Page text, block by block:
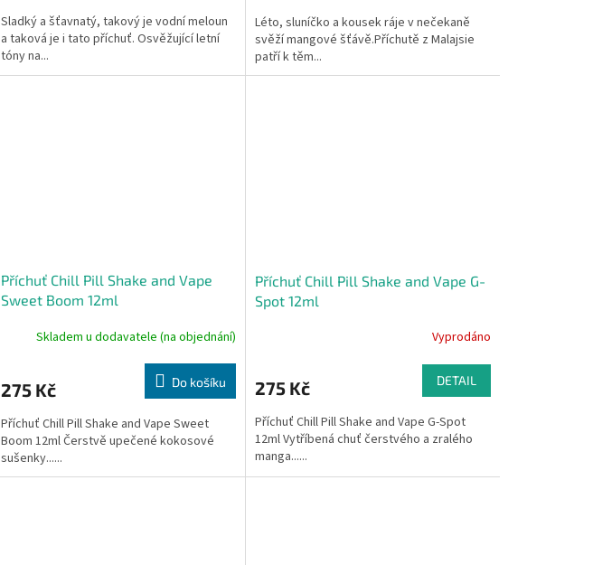
Sladký a šťavnatý, takový je vodní meloun
a taková je i tato příchuť. Osvěžující letní
tóny na...
Léto, sluníčko a kousek ráje v nečekaně
svěží mangové šťávě.Příchutě z Malajsie
patří k těm...
Příchuť Chill Pill Shake and Vape
Sweet Boom 12ml
Skladem u dodavatele (na objednání)
275 Kč Do košíku
Příchuť Chill Pill Shake and Vape Sweet
Boom 12ml Čerstvě upečené kokosové
sušenky......
Příchuť Chill Pill Shake and Vape G-
Spot 12ml
Vyprodáno
275 Kč DETAIL
Příchuť Chill Pill Shake and Vape G-Spot
12ml Vytříbená chuť čerstvého a zralého
manga......